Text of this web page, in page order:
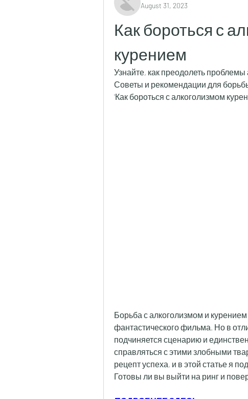
August 31, 2023
Как бороться с
курением
Узнайте, как преодолеть
Советы и рекомендации для
'Как бороться с алкоголизмом
Борьба с алкоголизмом и курением
фантастического фильма. Но в
подчиняется сценарию и
справляться с этими злобными
рецепт успеха, и в этой статье я
Готовы ли вы выйти на ринг и